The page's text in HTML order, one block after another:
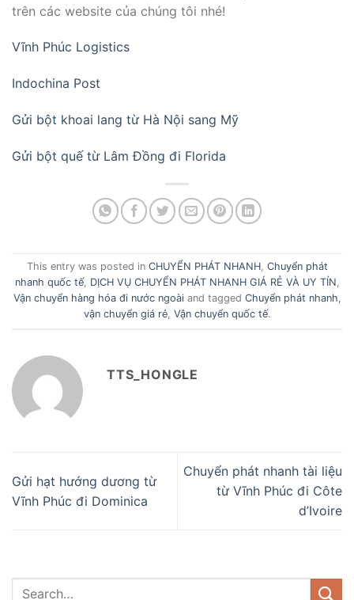
trên các website của chúng tôi nhé!
Vĩnh Phúc Logistics
Indochina Post
Gửi bột khoai lang từ Hà Nội sang Mỹ
Gửi bột quế từ Lâm Đồng đi Florida
This entry was posted in CHUYỂN PHÁT NHANH, Chuyển phát
nhanh quốc tế, DỊCH VỤ CHUYỂN PHÁT NHANH GIÁ RẺ VÀ UY TÍN,
Vận chuyển hàng hóa đi nước ngoàiand tagged Chuyển phát nhanh,
vận chuyển giá rẻ, Vận chuyển quốc tế.
TTS_HONGLE
Gửi hạt hướng dương từ
Vĩnh Phúc đi Dominica
Chuyển phát nhanh tài liệu
từ Vĩnh Phúc đi Côte
d’Ivoire